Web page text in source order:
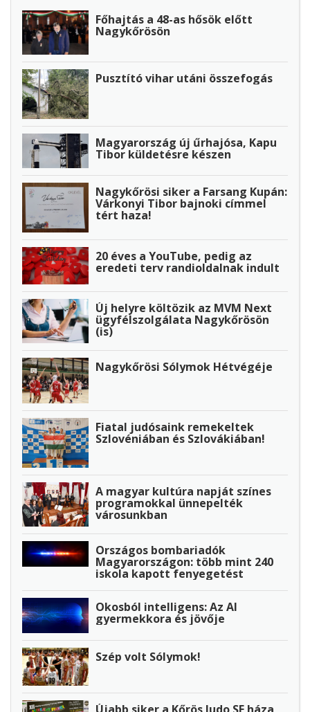
Főhajtás a 48-as hősök előtt
Nagykőrösön
Pusztító vihar utáni összefogás
Magyarország új űrhajósa, Kapu
Tibor küldetésre készen
Nagykőrösi siker a Farsang Kupán:
Várkonyi Tibor bajnoki címmel
tért haza!
20 éves a YouTube, pedig az
eredeti terv randioldalnak indult
Új helyre költözik az MVM Next
ügyfélszolgálata Nagykőrösön
(is)
Nagykőrösi Sólymok Hétvégéje
Fiatal judósaink remekeltek
Szlovéniában és Szlovákiában!
A magyar kultúra napját színes
programokkal ünnepelték
városunkban
Országos bombariadók
Magyarországon: több mint 240
iskola kapott fenyegetést
Okosból intelligens: Az AI
gyermekkora és jövője
Szép volt Sólymok!